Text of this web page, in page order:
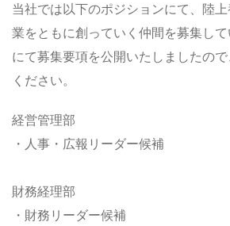
当社では以下のポジションにて、陸
業をともに創っていく仲間を募集し
にて募集要項を公開いたしましたの
ください。
経営管理部
・人事・広報リーダー候補
財務経理部
・財務リーダー候補